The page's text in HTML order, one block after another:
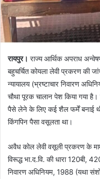
रायपुर। राज्य आर्थिक अपराध
बहुचर्चित कोयला लेवी प्रकरण की
न्यायालय (भ्रष्टाचार निवारण
चौथा पूरक चालान पेश किया गया है।
पैसे लेने के लिए कई शैल फर्में बनाई
किंगपिन पैसा वसूलता था।
अवैध कोल लेवी वसूली प्रकरण के
विरूद्ध भा.द.वि. की धारा
निवारण अधिनियम, 1988 (यथा